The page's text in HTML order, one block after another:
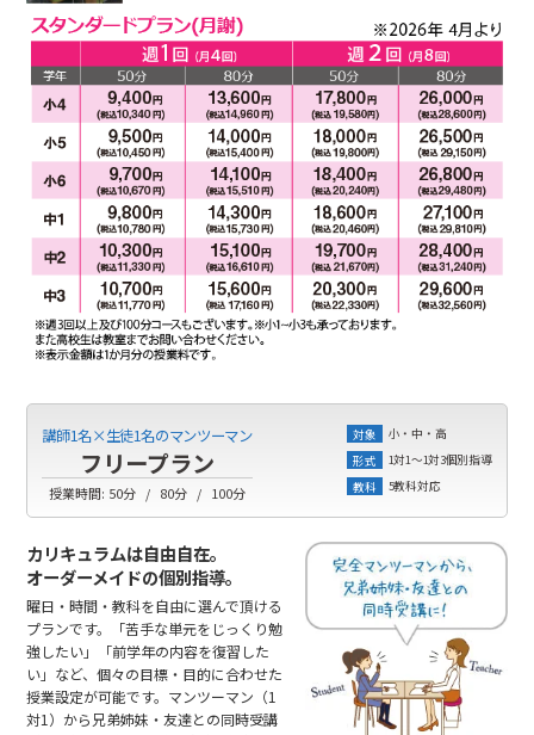
講師1名×生徒1名のマンツーマン
フリープラン
授業時間: 50分 80分 100分
対象
小・中・高
形式
1対1～1対3個別指導
教科
5教科対応
カリキュラムは自由自在。
オーダーメイドの個別指導。
曜日・時間・教科を自由に選んで頂ける
プランです。「苦手な単元をじっくり勉
強したい」「前学年の内容を復習した
い」など、個々の目標・目的に合わせた
授業設定が可能です。マンツーマン（1
対1）から兄弟姉妹・友達との同時受講